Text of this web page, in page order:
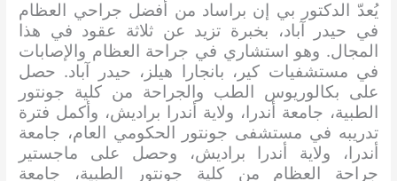
يُعدّ الدكتور بي إن براساد من أفضل جراحي العظام
في حيدر آباد، بخبرة تزيد عن ثلاثة عقود في هذا
المجال. وهو استشاري في جراحة العظام والإصابات
في مستشفيات كير، بانجارا هيلز، حيدر آباد. حصل
على بكالوريوس الطب والجراحة من كلية جونتور
الطبية، جامعة أندرا، ولاية أندرا براديش، وأكمل فترة
تدريبه في مستشفى جونتور الحكومي العام، جامعة
أندرا، ولاية أندرا براديش، وحصل على ماجستير
جراحة العظام من كلية جونتور الطبية، جامعة